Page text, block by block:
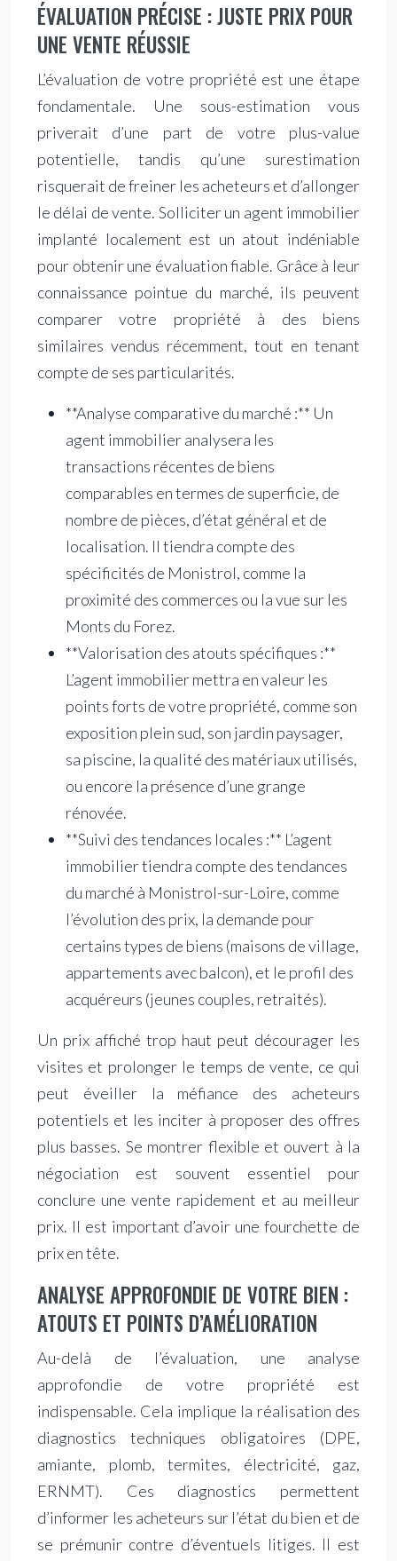
ÉVALUATION PRÉCISE : JUSTE PRIX POUR
UNE VENTE RÉUSSIE
L’évaluation de votre propriété est une étape
fondamentale. Une sous-estimation vous
priverait d’une part de votre plus-value
potentielle, tandis qu’une surestimation
risquerait de freiner les acheteurs et d’allonger
le délai de vente. Solliciter un agent immobilier
implanté localement est un atout indéniable
pour obtenir une évaluation fiable. Grâce à leur
connaissance pointue du marché, ils peuvent
comparer votre propriété à des biens
similaires vendus récemment, tout en tenant
compte de ses particularités.
**Analyse comparative du marché :** Un
agent immobilier analysera les
transactions récentes de biens
comparables en termes de superficie, de
nombre de pièces, d’état général et de
localisation. Il tiendra compte des
spécificités de Monistrol, comme la
proximité des commerces ou la vue sur les
Monts du Forez.
**Valorisation des atouts spécifiques :**
L’agent immobilier mettra en valeur les
points forts de votre propriété, comme son
exposition plein sud, son jardin paysager,
sa piscine, la qualité des matériaux utilisés,
ou encore la présence d’une grange
rénovée.
**Suivi des tendances locales :** L’agent
immobilier tiendra compte des tendances
du marché à Monistrol-sur-Loire, comme
l’évolution des prix, la demande pour
certains types de biens (maisons de village,
appartements avec balcon), et le profil des
acquéreurs (jeunes couples, retraités).
Un prix affiché trop haut peut décourager les
visites et prolonger le temps de vente, ce qui
peut éveiller la méfiance des acheteurs
potentiels et les inciter à proposer des offres
plus basses. Se montrer flexible et ouvert à la
négociation est souvent essentiel pour
conclure une vente rapidement et au meilleur
prix. Il est important d’avoir une fourchette de
prix en tête.
ANALYSE APPROFONDIE DE VOTRE BIEN :
ATOUTS ET POINTS D’AMÉLIORATION
Au-delà de l’évaluation, une analyse
approfondie de votre propriété est
indispensable. Cela implique la réalisation des
diagnostics techniques obligatoires (DPE,
amiante, plomb, termites, électricité, gaz,
ERNMT). Ces diagnostics permettent
d’informer les acheteurs sur l’état du bien et de
se prémunir contre d’éventuels litiges. Il est